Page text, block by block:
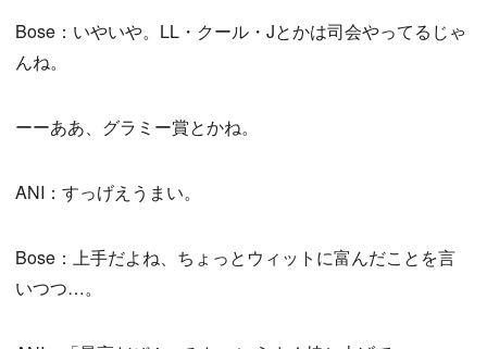
Bose：いやいや。LL・クール・Jとかは司会やってるじゃ
んね。
ーーああ、グラミー賞とかね。
ANI：すっげえうまい。
Bose：上手だよね、ちょっとウィットに富んだことを言
いつつ…。